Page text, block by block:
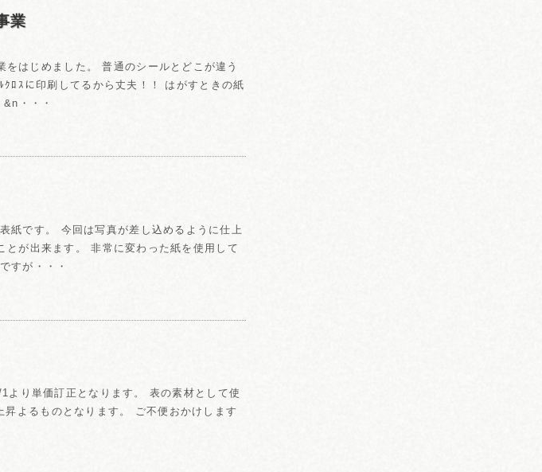
業
はじめました。 普通のシールとどこが違う
ﾛｽに印刷してるから丈夫！！ はがすときの紙
・・・
紙です。 今回は写真が差し込めるように仕上
が出来ます。 非常に変わった紙を使用して
が・・・
り単価訂正となります。 表の素材として使
よるものとなります。 ご不便おかけします